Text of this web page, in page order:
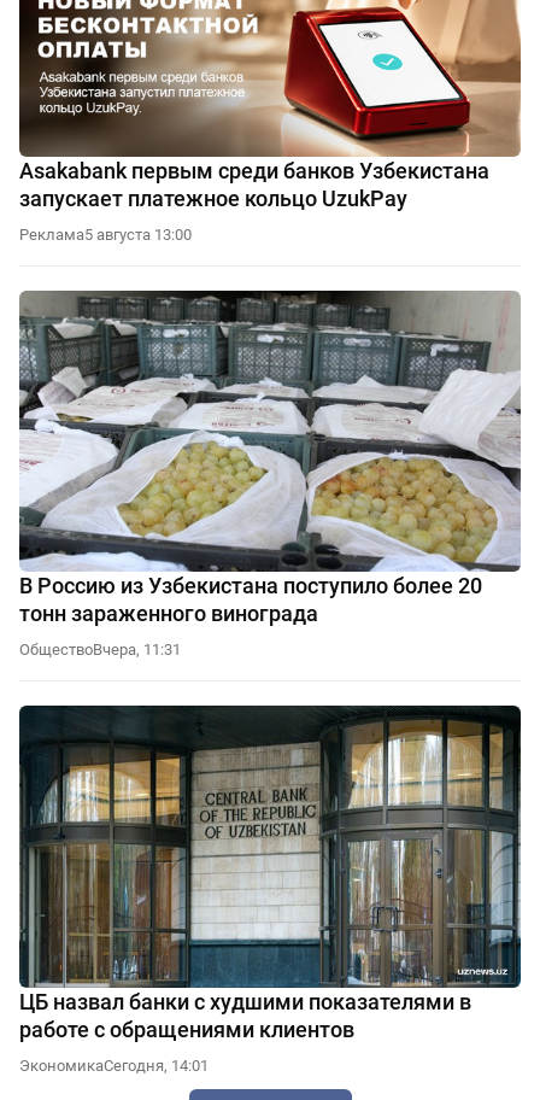
Asakabank первым среди банков Узбекистана
запускает платежное кольцо UzukPay
Реклама5 августа 13:00
В Россию из Узбекистана поступило более 20
тонн зараженного винограда
ОбществоВчера, 11:31
ЦБ назвал банки с худшими показателями в
работе с обращениями клиентов
ЭкономикаСегодня, 14:01